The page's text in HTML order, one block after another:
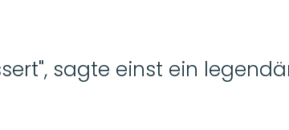
sagte einst ein